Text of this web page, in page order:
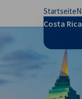
Startseite
Costa Rica